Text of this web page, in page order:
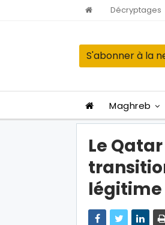
Décryptages
S'abonner à la
Maghreb
Le